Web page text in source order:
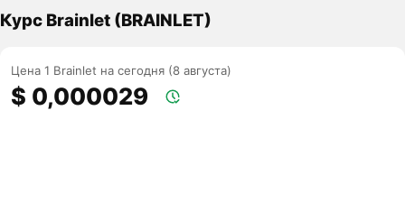
Курс Brainlet (BRAINLET)
Цена 1 Brainlet на сегодня (8 августа)
$ 0,000029